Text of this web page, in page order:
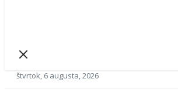
štvrtok, 6 augusta, 2026